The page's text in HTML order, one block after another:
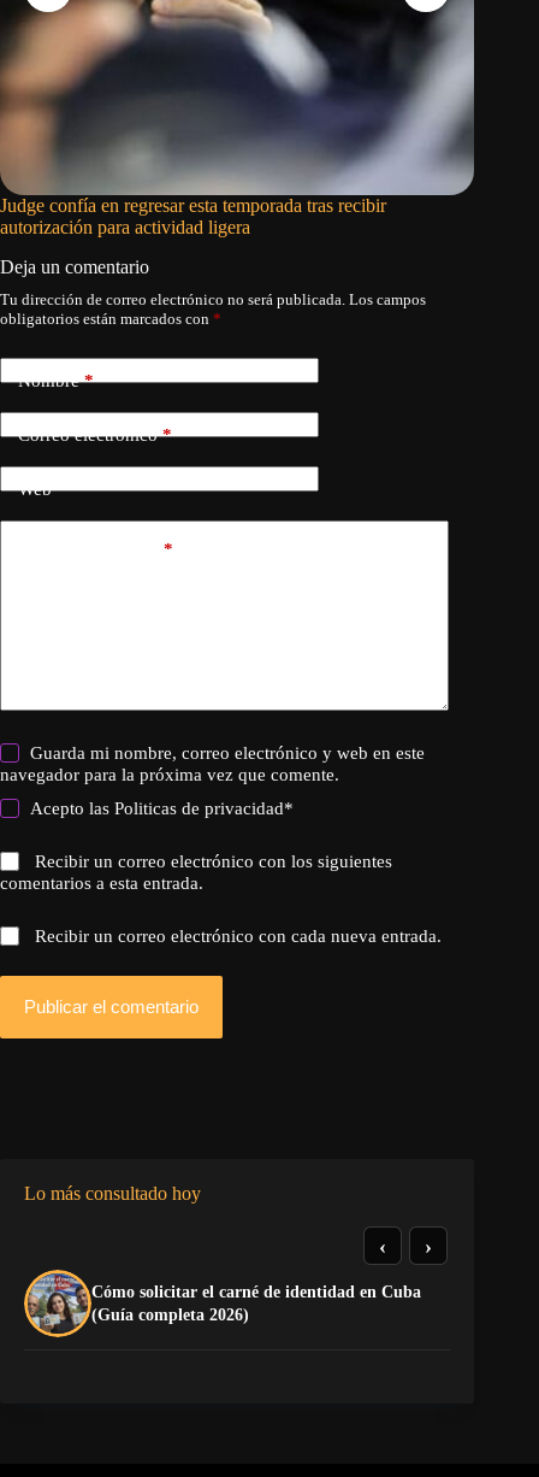
Judge confía en regresar esta temporada tras recibir
autorización para actividad ligera
Deja un comentario
Tu dirección de correo electrónico no será publicada. Los campos
obligatorios están marcados con *
Nombre*
Correo electrónico*
Web
*
Guarda mi nombre, correo electrónico y web en este
navegador para la próxima vez que comente.
Acepto lasPoliticas de privacidad*
Recibir un correo electrónico con los siguientes
comentarios a esta entrada.
Recibir un correo electrónico con cada nueva entrada.
Publicar el comentario
Lo más consultado hoy
Cómo solicitar el carné de identidad en Cuba
(Guía completa 2026)
‹ ›